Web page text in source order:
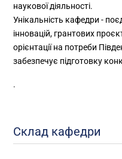
наукової діяльності.
Унікальність кафедри -
інновацій, грантових
орієнтації на потреби
забезпечує підготовку
.
Склад кафедри